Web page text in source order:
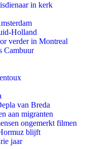
in kerk
Holland
verder in Montreal
Cambuur
van Breda
aan migranten
ongemerkt filmen
blijft
jaar